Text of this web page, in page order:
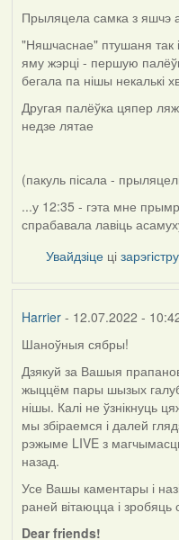
Прыляцела самка з яшчэ
"Няшчаснае" птушаня так
яму жэрці - першую
бегала па нішы некалькі
Другая палёўка цяпер
недзе лятае
(пакуль пісала -
...у 12:35 - гэта мне
спрабавала лавіць
Увайдзіце ці
Harrier- 12.07.2022 -
Шаноўныя сябры!
Дзякуй за Вашыя
жыццём пары шызых
нішы. Калі не ўзнікнуць
мы збіраемся і далей
рэжыме LIVE з
назад.
Усе Вашы каментары і
раней вітаюцца і
Dear friends!